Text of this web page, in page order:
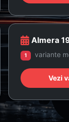
Almera
1 variante
Vezi